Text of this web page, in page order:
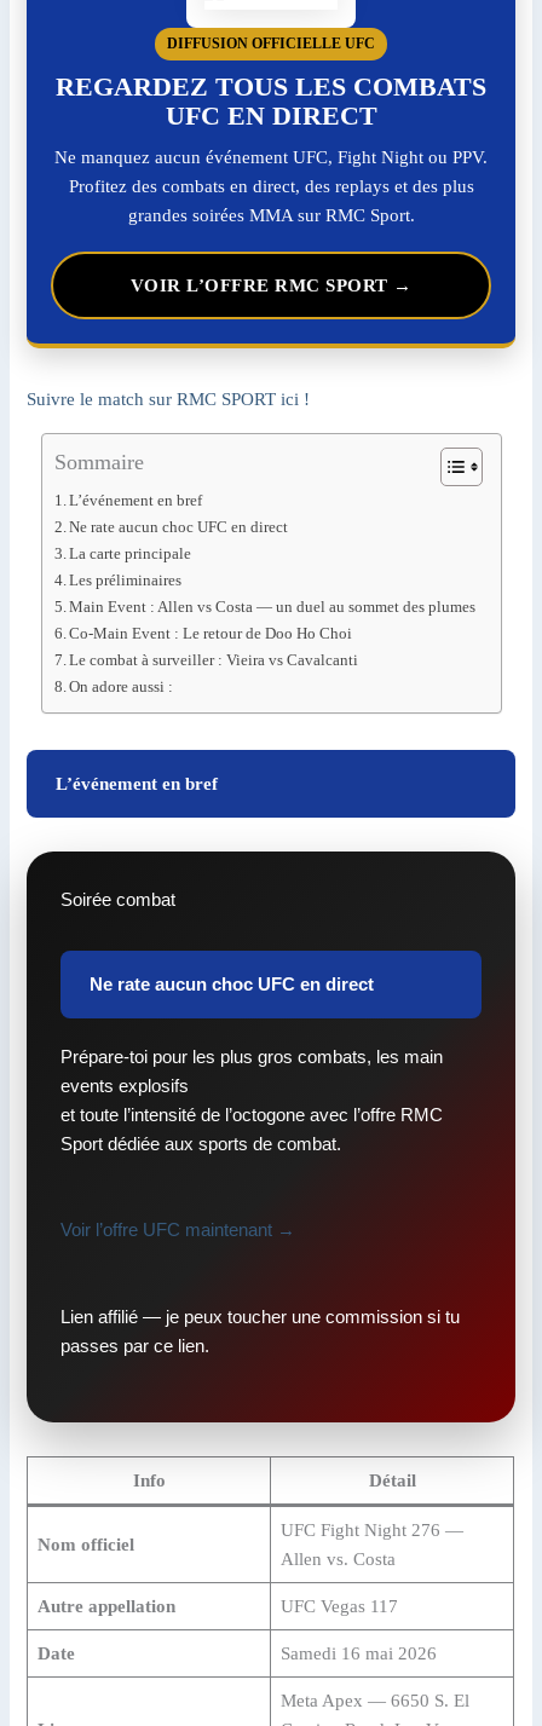
DIFFUSION OFFICIELLE UFC
REGARDEZ TOUS LES COMBATS
UFC EN DIRECT
Ne manquez aucun événement UFC, Fight Night ou PPV.
Profitez des combats en direct, des replays et des plus
grandes soirées MMA sur RMC Sport.
VOIR L’OFFRE RMC SPORT →
Suivre le match sur RMC SPORT ici !
Sommaire
L’événement en bref
Ne rate aucun choc UFC en direct
La carte principale
Les préliminaires
Main Event : Allen vs Costa — un duel au sommet des plumes
Co-Main Event : Le retour de Doo Ho Choi
Le combat à surveiller : Vieira vs Cavalcanti
On adore aussi :
L’événement en bref
Soirée combat
Ne rate aucun choc UFC en direct
Prépare-toi pour les plus gros combats, les main
events explosifs
et toute l’intensité de l’octogone avec l’offre RMC
Sport dédiée aux sports de combat.
Voir l’offre UFC maintenant →
Lien affilié — je peux toucher une commission si tu
passes par ce lien.
Info Détail
Nom officiel
UFC Fight Night 276 —
Allen vs. Costa
Autre appellation UFC Vegas 117
Date Samedi 16 mai 2026
Meta Apex — 6650 S. El